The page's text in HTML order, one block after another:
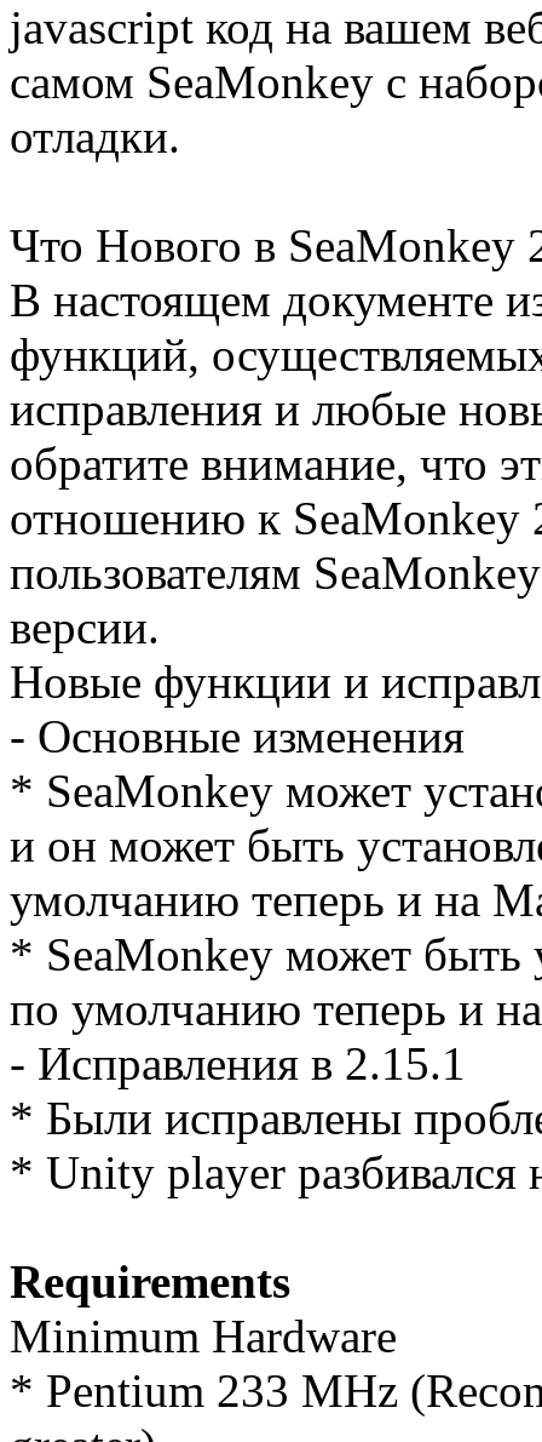
javascript код на вашем
самом SeaMonkey с
отладки.
Что Нового в SeaMonkey
В настоящем документе
функций,
исправления и любые
обратите внимание, что
отношению к
пользователям
версии.
Новые функции и
- Основные изменения
* SeaMonkey может
и он может быть
умолчанию теперь и на
* SeaMonkey может быть
по умолчанию теперь и
- Исправления в 2.15.1
* Были исправлены
* Unity player разбивался
Requirements
Minimum Hardware
* Pentium 233 MHz